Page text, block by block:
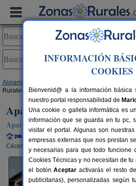
Alojamientos
Rurales Monfrague
Apartamentos Rurales
Apartamentos Rurales en Torrejón El
Alquiler completo y por habitaciones
Cáceres
INFORMACIÓN
COOKIES
Bienvenid@ a la información básica
nuestro portal responsabilidad de
Una cookie o galleta informática es
información que se guarda en tu pc,
visitar el portal. Algunas son
empresas externas que nos prestan
y necesarias para que todo funcione
Cookies Técnicas y no necesitan de tu
el botónAceptar activarás el resto
publicitarias), personalizadas según